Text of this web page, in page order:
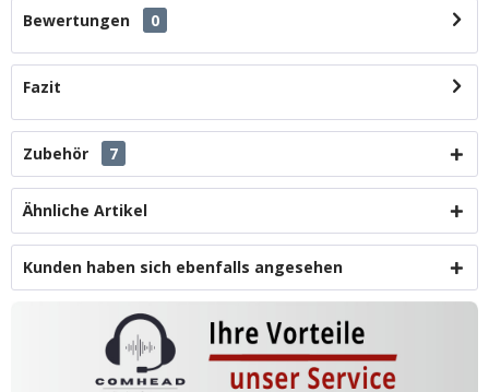
Bewertungen 0
Fazit
Zubehör 7
Ähnliche Artikel
Kunden haben sich ebenfalls angesehen